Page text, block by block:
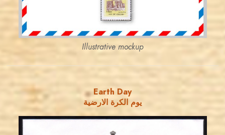
EST. 2007
Illustrative mockup
Earth Day
يوم الكرة الارضية